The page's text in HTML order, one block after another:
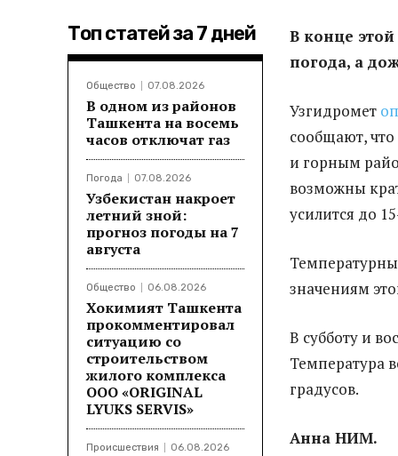
Топ статей за 7 дней
Общество 07.08.2026
В одном из районов
Ташкента на восемь
часов отключат газ
Погода 07.08.2026
Узбекистан накроет
летний зной:
прогноз погоды на 7
августа
Общество 06.08.2026
Хокимият Ташкента
прокомментировал
ситуацию со
строительством
жилого комплекса
ООО «ORIGINAL
LYUKS SERVIS»
Происшествия 06.08.2026
В конце
погода, а
Узгидромет
сообщают,
и горным
возможны
усилится до
значениям
В субботу и
Температура
градусов.
Анна НИМ.